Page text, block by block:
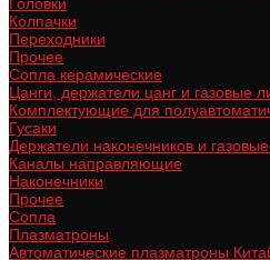
Колпачки
Переходники
Прочее
Сопла керамические
Цанги, держатели цанг и газовые
Комплектующие для
Гусаки
Держатели наконечников и
Каналы направляющие
Наконечники
Прочее
Сопла
Плазматроны
Автоматические плазматроны